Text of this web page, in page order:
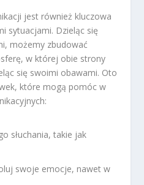
jest również kluczowa
sytuacjami. Dzieląc się
możemy zbudować
w której obie strony
się swoimi obawami. Oto
które mogą pomóc w
słuchania, takie jak
swoje emocje, nawet w